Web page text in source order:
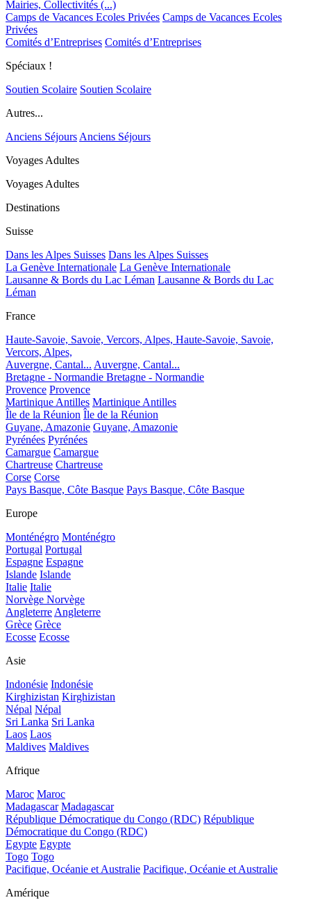
Mairies, Collectivités (...)
Camps de Vacances Ecoles Privées Camps de Vacances Ecoles
Privées
Comités d’Entreprises Comités d’Entreprises
Spéciaux !
Soutien Scolaire Soutien Scolaire
Autres...
Anciens Séjours Anciens Séjours
Voyages Adultes
Voyages Adultes
Destinations
Suisse
Dans les Alpes Suisses Dans les Alpes Suisses
La Genève Internationale La Genève Internationale
Lausanne & Bords du Lac Léman Lausanne & Bords du Lac
Léman
France
Haute-Savoie, Savoie, Vercors, Alpes, Haute-Savoie, Savoie,
Vercors, Alpes,
Auvergne, Cantal... Auvergne, Cantal...
Bretagne - Normandie Bretagne - Normandie
Provence Provence
Martinique Antilles Martinique Antilles
Île de la Réunion Île de la Réunion
Guyane, Amazonie Guyane, Amazonie
Pyrénées Pyrénées
Camargue Camargue
Chartreuse Chartreuse
Corse Corse
Pays Basque, Côte Basque Pays Basque, Côte Basque
Europe
Monténégro Monténégro
Portugal Portugal
Espagne Espagne
Islande Islande
Italie Italie
Norvège Norvège
Angleterre Angleterre
Grèce Grèce
Ecosse Ecosse
Asie
Indonésie Indonésie
Kirghizistan Kirghizistan
Népal Népal
Sri Lanka Sri Lanka
Laos Laos
Maldives Maldives
Afrique
Maroc Maroc
Madagascar Madagascar
République Démocratique du Congo (RDC) République
Démocratique du Congo (RDC)
Egypte Egypte
Togo Togo
Pacifique, Océanie et Australie Pacifique, Océanie et Australie
Amérique